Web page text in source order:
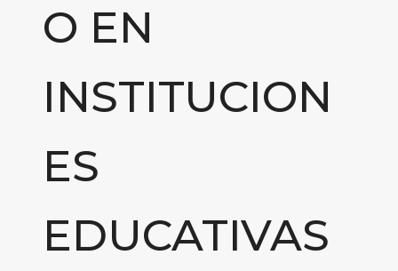
O EN
INSTITUCION
ES
EDUCATIVAS